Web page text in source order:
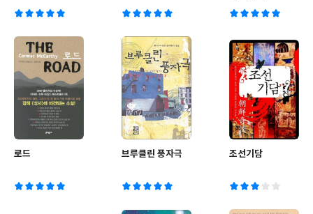
로드 브루클린 풍자극 조선기담